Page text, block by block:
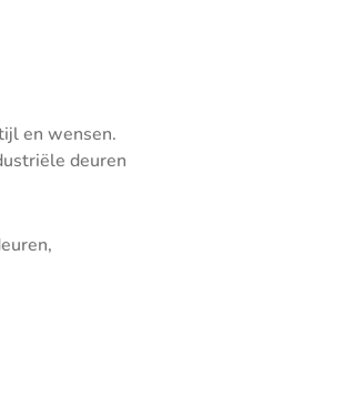
en wensen.
deuren